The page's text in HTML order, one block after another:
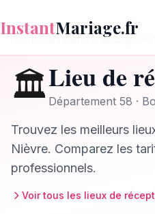
InstantMariage.fr
Bourgogne-
🏛️Lieu de
Département 58 ·
Trouvez les meilleurs
Nièvre. Comparez les
professionnels.
Voir tous les lieux de